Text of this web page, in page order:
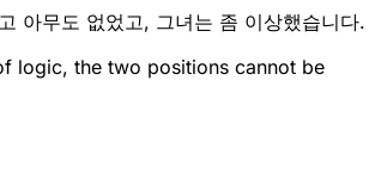
아무도 없었고, 그녀는 좀 이상했습니다.
logic, the two positions cannot be